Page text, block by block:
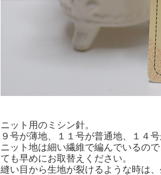
ニット用のミシン針。
９号が薄地、１１号が普通地、１４
ニット地は細い繊維で編んでいるの
ても早めにお取替えください。
縫い目から生地が裂けるような時は